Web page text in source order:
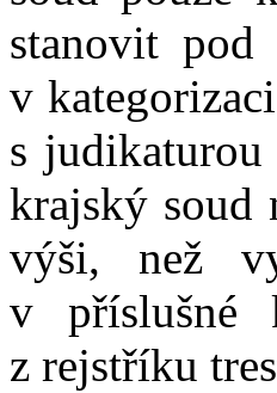
stanovit pod
v
s judikaturou
krajský soud
výši, než
v
příslušné
z rejstříku